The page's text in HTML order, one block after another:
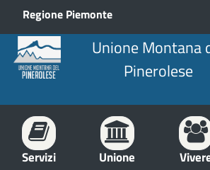
Regione Piemonte
Unione Montana
Pinerolese
Servizi Unione